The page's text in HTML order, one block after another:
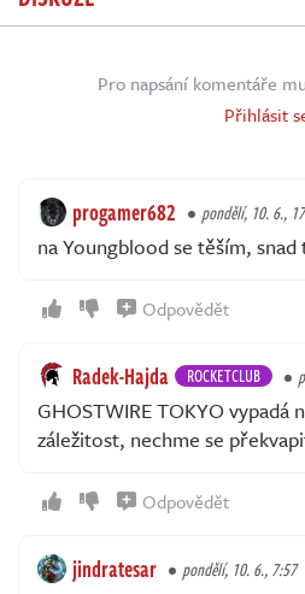
Pro napsání komentáře
Přihlásit
progamer682 pondělí, 10. 6.,
na Youngblood se těším,
Odpovědět
Radek-Hajda ROCKETCLUB
GHOSTWIRE TOKYO vypadá
záležitost, nechme se
Odpovědět
jindratesar pondělí, 10. 6., 7:57